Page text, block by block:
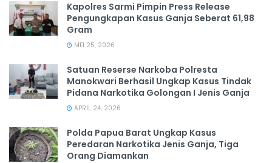
Kapolres Sarmi Pimpin Press Release
Pengungkapan Kasus Ganja Seberat 61,98
Gram
MEI 25, 2026
Satuan Reserse Narkoba Polresta
Manokwari Berhasil Ungkap Kasus Tindak
Pidana Narkotika Golongan I Jenis Ganja
APRIL 24, 2026
Polda Papua Barat Ungkap Kasus
Peredaran Narkotika Jenis Ganja, Tiga
Orang Diamankan